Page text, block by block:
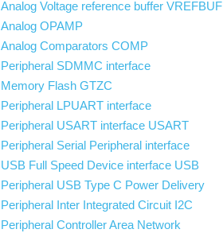
Analog Voltage reference buffer VREFBUF
Analog OPAMP
Analog Comparators COMP
Peripheral SDMMC interface
Memory Flash GTZC
Peripheral LPUART interface
Peripheral USART interface USART
Peripheral Serial Peripheral interface
USB Full Speed Device interface USB
Peripheral USB Type C Power Delivery
Peripheral Inter Integrated Circuit I2C
Peripheral Controller Area Network